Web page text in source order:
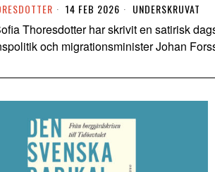
14 FEB 2026 UNDERSKRUVAT
Thoresdotter har skrivit en satirisk
och migrationsminister Johan